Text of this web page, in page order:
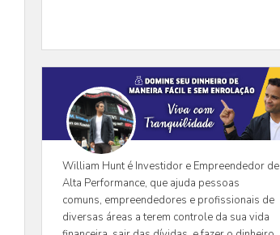
William Hunt é Investidor e Empreendedor de
Alta Performance, que ajuda pessoas
comuns, empreendedores e profissionais de
diversas áreas a terem controle da sua vida